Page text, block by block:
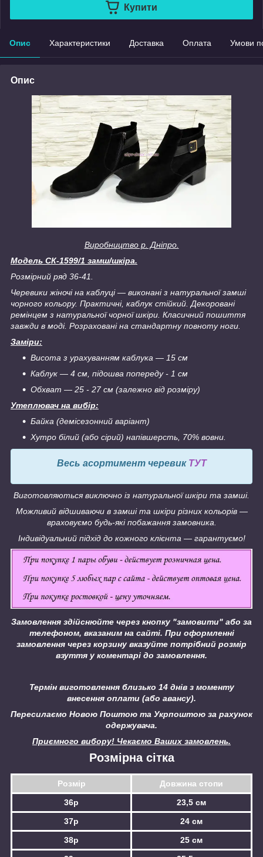
Купити
Опис Характеристики Доставка Оплата Умови
Опис
Виробництво р. Дніпро.
Модель СК-1599/1 замш/шкіра.
Розмірний ряд 36-41.
Черевики жіночі на каблуці ― виконані з натуральної замші
чорного кольору. Практичні, каблук стійкий. Декоровані
ремінцем з натуральної чорної шкіри. Класичний пошиття
завжди в моді. Розраховані на стандартну повноту ноги.
Заміри:
Висота з урахуванням каблука ― 15 см
Каблук ― 4 см, підошва попереду - 1 см
Обхват ― 25 - 27 см (залежно від розміру)
Утеплювач на вибір:
Байка (демісезонний варіант)
Хутро білий (або сірий) напівшерсть, 70% вовни.
Весь асортимент черевик ТУТ
Виготовляються виключно із натуральної шкіри та замші.
Можливий відшиваючи в замші та шкіри різних кольорів ―
враховуємо будь-які побажання замовника.
Індивідуальний підхід до кожного клієнта ― гарантуємо!
Замовлення здійснюйте через кнопку "замовити" або за
телефоном, вказаним на сайті. При оформленні
замовлення через корзину вказуйте потрібний розмір
взуття у коментарі до замовлення.
Термін виготовлення близько 14 днів з моменту
внесення оплати (або авансу).
Пересилаємо Новою Поштою та Укрпоштою за рахунок
одержувача.
Приємного вибору! Чекаємо Ваших замовлень.
Розмір Довжина стопи
Розмірна сітка
36р
23,5 см
37р
24 см
38р
25 см